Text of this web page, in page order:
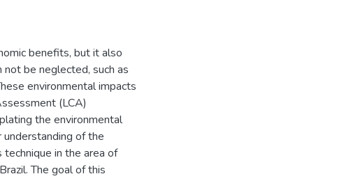
benefits, but it also
be neglected, such as
environmental impacts
(LCA)
the environmental
understanding of the
in the area of
The goal of this